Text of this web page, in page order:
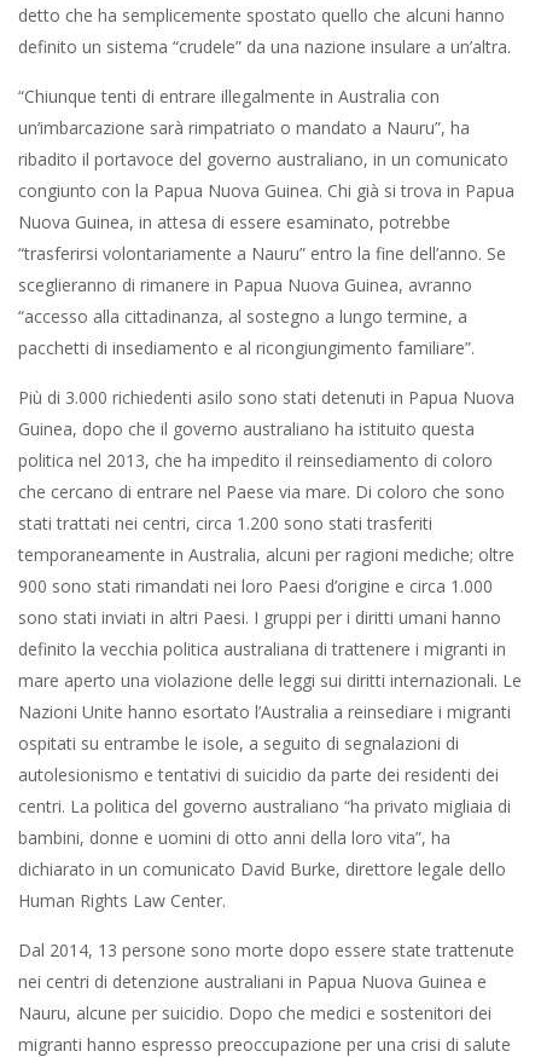
detto che ha semplicemente spostato quello che alcuni hanno
definito un sistema “crudele” da una nazione insulare a un’altra.
“Chiunque tenti di entrare illegalmente in Australia con
un’imbarcazione sarà rimpatriato o mandato a Nauru”, ha
ribadito il portavoce del governo australiano, in un comunicato
congiunto con la Papua Nuova Guinea. Chi già si trova in Papua
Nuova Guinea, in attesa di essere esaminato, potrebbe
“trasferirsi volontariamente a Nauru” entro la fine dell’anno. Se
sceglieranno di rimanere in Papua Nuova Guinea, avranno
“accesso alla cittadinanza, al sostegno a lungo termine, a
pacchetti di insediamento e al ricongiungimento familiare”.
Più di 3.000 richiedenti asilo sono stati detenuti in Papua Nuova
Guinea, dopo che il governo australiano ha istituito questa
politica nel 2013, che ha impedito il reinsediamento di coloro
che cercano di entrare nel Paese via mare. Di coloro che sono
stati trattati nei centri, circa 1.200 sono stati trasferiti
temporaneamente in Australia, alcuni per ragioni mediche; oltre
900 sono stati rimandati nei loro Paesi d’origine e circa 1.000
sono stati inviati in altri Paesi. I gruppi per i diritti umani hanno
definito la vecchia politica australiana di trattenere i migranti in
mare aperto una violazione delle leggi sui diritti internazionali. Le
Nazioni Unite hanno esortato l’Australia a reinsediare i migranti
ospitati su entrambe le isole, a seguito di segnalazioni di
autolesionismo e tentativi di suicidio da parte dei residenti dei
centri. La politica del governo australiano “ha privato migliaia di
bambini, donne e uomini di otto anni della loro vita”, ha
dichiarato in un comunicato David Burke, direttore legale dello
Human Rights Law Center.
Dal 2014, 13 persone sono morte dopo essere state trattenute
nei centri di detenzione australiani in Papua Nuova Guinea e
Nauru, alcune per suicidio. Dopo che medici e sostenitori dei
migranti hanno espresso preoccupazione per una crisi di salute